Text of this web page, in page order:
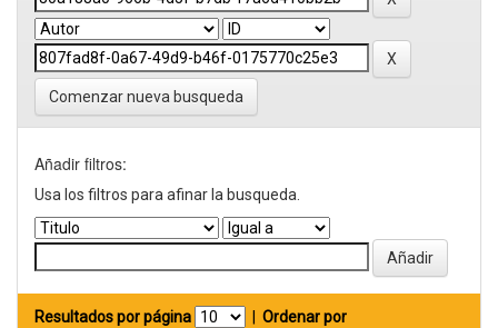
Comenzar nueva busqueda
Añadir filtros:
Usa los filtros para afinar la busqueda.
Resultados por página
Ordenar por